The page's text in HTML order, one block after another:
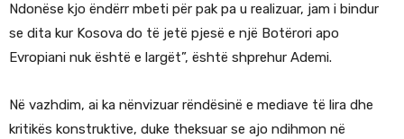
Ndonëse kjo ëndërr mbeti për pak pa u realizuar, jam i bindur
se dita kur Kosova do të jetë pjesë e një Botërori apo
Evropiani nuk është e largët”, është shprehur Ademi.
Në vazhdim, ai ka nënvizuar rëndësinë e mediave të lira dhe
kritikës konstruktive, duke theksuar se ajo ndihmon në